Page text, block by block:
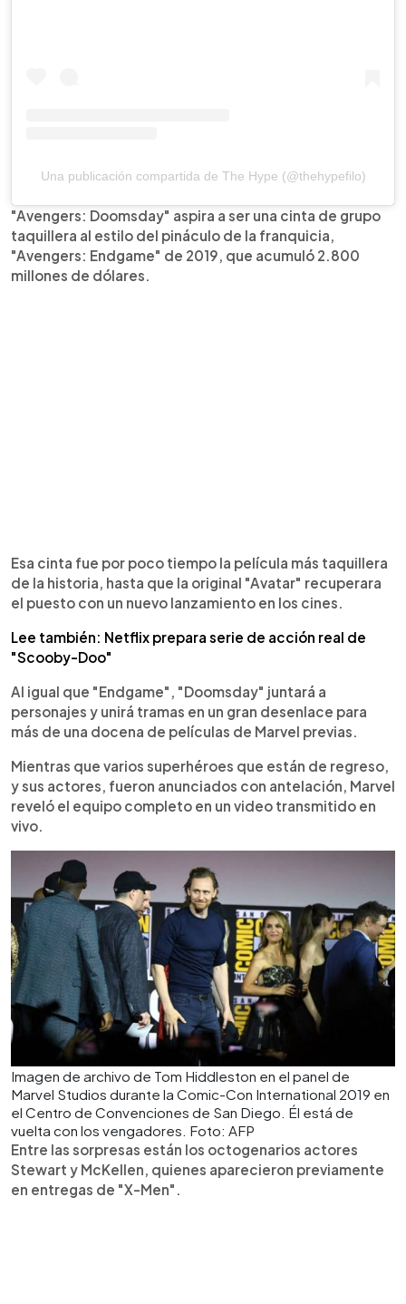
Una publicación compartida de The Hype (@thehypefilo)
"Avengers: Doomsday" aspira a ser una cinta de grupo
taquillera al estilo del pináculo de la franquicia,
"Avengers: Endgame" de 2019, que acumuló 2.800
millones de dólares.
Esa cinta fue por poco tiempo la película más taquillera
de la historia, hasta que la original "Avatar" recuperara
el puesto con un nuevo lanzamiento en los cines.
Lee también: Netflix prepara serie de acción real de
"Scooby-Doo"
Al igual que "Endgame", "Doomsday" juntará a
personajes y unirá tramas en un gran desenlace para
más de una docena de películas de Marvel previas.
Mientras que varios superhéroes que están de regreso,
y sus actores, fueron anunciados con antelación, Marvel
reveló el equipo completo en un video transmitido en
vivo.
Imagen de archivo de Tom Hiddleston en el panel de
Marvel Studios durante la Comic-Con International 2019 en
el Centro de Convenciones de San Diego. Él está de
vuelta con los vengadores. Foto: AFP
Entre las sorpresas están los octogenarios actores
Stewart y McKellen, quienes aparecieron previamente
en entregas de "X-Men".